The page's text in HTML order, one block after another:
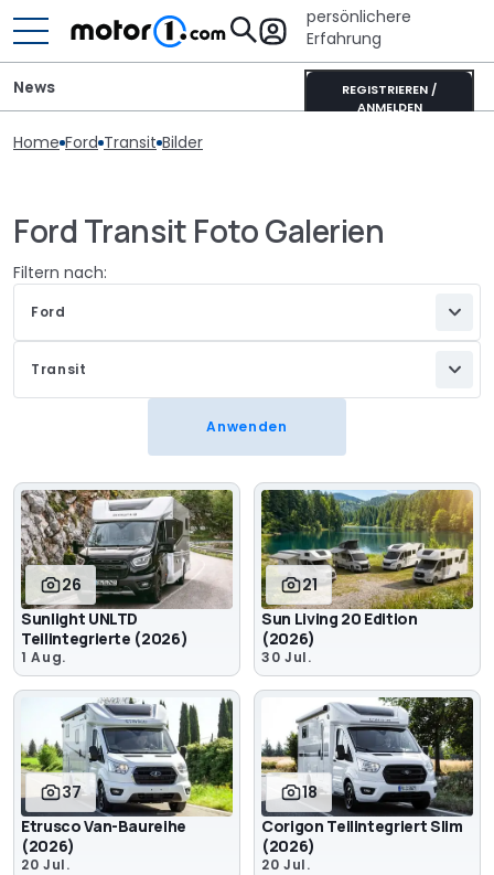
persönlichere
Erfahrung
REGISTRIEREN /
ANMELDEN
News
Home Ford Transit Bilder
Ford Transit Foto Galerien
Filtern nach:
Ford
Transit
26
Sunlight UNLTD
Teilintegrierte (2026)
1 Aug.
21
Sun Living 20 Edition
(2026)
30 Jul.
37
Etrusco Van-Baureihe
(2026)
20 Jul.
18
Corigon Teilintegriert Slim
(2026)
20 Jul.